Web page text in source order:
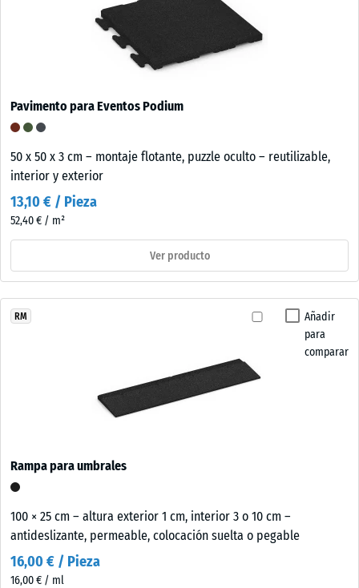
Pavimento para Eventos Podium
50 x 50 x 3 cm – montaje flotante, puzzle oculto – reutilizable,
interior y exterior
13,10 € / Pieza
52,40 € / m²
Ver producto
Añadir
para
comparar
RM
Rampa para umbrales
100 × 25 cm – altura exterior 1 cm, interior 3 o 10 cm –
antideslizante, permeable, colocación suelta o pegable
16,00 € / Pieza
16,00 € / ml